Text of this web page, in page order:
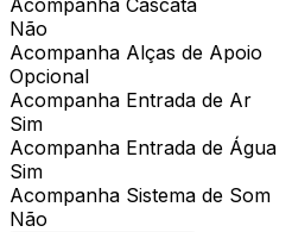
Não
Acompanha Alças de Apoio
Opcional
Acompanha Entrada de Ar
Sim
Acompanha Entrada de Água
Sim
Acompanha Sistema de Som
Não